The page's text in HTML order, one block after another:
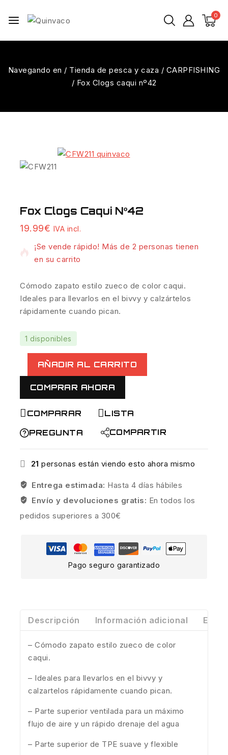
0
Navegando en / Tienda de pesca y caza / CARPFISHING
/ Fox Clogs caqui nº42
Fox Clogs Caqui Nº42
19.99€ IVA incl.
5 productos vendidos en las últimas 19 horas
¡Se vende rápido! Más de 2 personas tienen
en su carrito
Cómodo zapato estilo zueco de color caqui.
Ideales para llevarlos en el bivvy y calzártelos
rápidamente cuando pican.
1 disponibles
AÑADIR AL CARRITO
COMPRAR AHORA
COMPARAR
LISTA
PREGUNTA
COMPARTIR
21 personas están viendo esto ahora mismo
Entrega estimada: Hasta 4 días hábiles
Envío y devoluciones gratis: En todos los
pedidos superiores a 300€
Pago seguro garantizado
Descripción Información adicional
– Cómodo zapato estilo zueco de color
caqui.
– Ideales para llevarlos en el bivvy y
calzartelos rápidamente cuando pican.
– Parte superior ventilada para un máximo
flujo de aire y un rápido drenaje del agua
– Parte superior de TPE suave y flexible